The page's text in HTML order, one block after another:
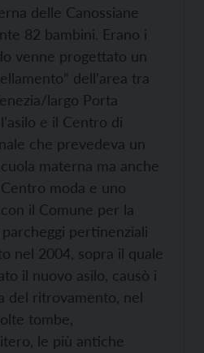
delle Canossiane
82 bambini. Erano i
venne progettato un
dell’area tra
largo Porta
e il Centro di
che prevedeva un
materna ma anche
moda e uno
il Comune per la
pertinenziali
nel 2004, sopra il quale
il nuovo asilo, causò i
del ritrovamento, nel
tombe,
le più antiche